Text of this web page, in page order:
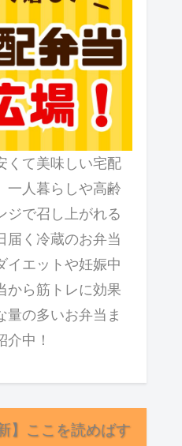
くて美味しい宅配
一人暮らしや高齢
ジで召し上がれる
届く冷蔵のお弁当
イエットや妊娠中
から筋トレに効果
量の多いお弁当ま
中！
】ここを読めばす